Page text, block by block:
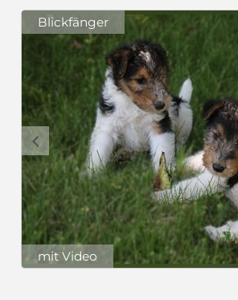
Blickfänger
c
mit Video